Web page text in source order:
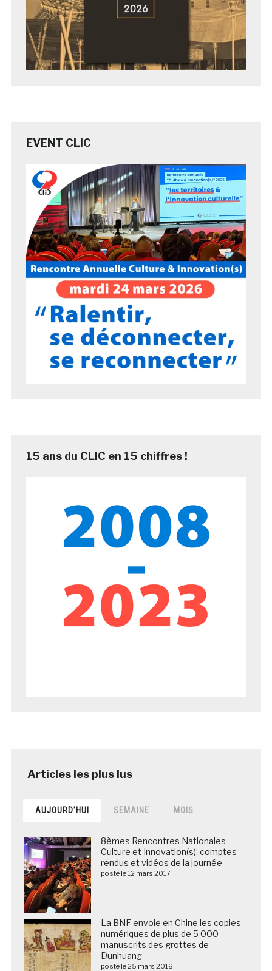
EVENT CLIC
15 ans du CLIC en 15 chiffres !
AUJOURD’HUI SEMAINE MOIS
8èmes Rencontres Nationales
Culture et Innovation(s): comptes-
rendus et vidéos de la journée
posté le 12 mars 2017
La BNF envoie en Chine les copies
numériques de plus de 5 000
manuscrits des grottes de
Dunhuang
posté le 25 mars 2018